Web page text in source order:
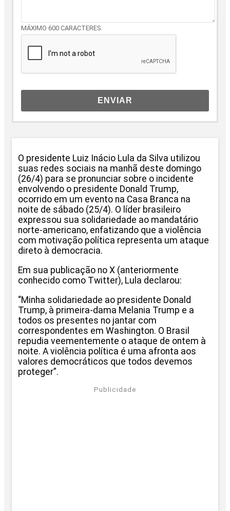
MÁXIMO 600 CARACTERES.
ENVIAR
O presidente Luiz Inácio Lula da Silva utilizou
suas redes sociais na manhã deste domingo
(26/4) para se pronunciar sobre o incidente
envolvendo o presidente Donald Trump,
ocorrido em um evento na Casa Branca na
noite de sábado (25/4). O líder brasileiro
expressou sua solidariedade ao mandatário
norte-americano, enfatizando que a violência
com motivação política representa um ataque
direto à democracia.
Em sua publicação no X (anteriormente
conhecido como Twitter), Lula declarou:
“Minha solidariedade ao presidente Donald
Trump, à primeira-dama Melania Trump e a
todos os presentes no jantar com
correspondentes em Washington. O Brasil
repudia veementemente o ataque de ontem à
noite. A violência política é uma afronta aos
valores democráticos que todos devemos
proteger”.
Publicidade